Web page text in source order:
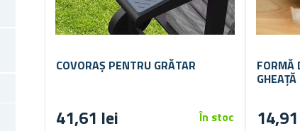
COVORAȘ PENTRU GRĂTAR
41,61 lei În stoc
FORMĂ
GHEAȚĂ